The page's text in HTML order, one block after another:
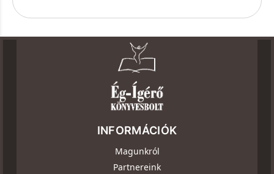
INFORMÁCIÓK
Magunkról
Partnereink